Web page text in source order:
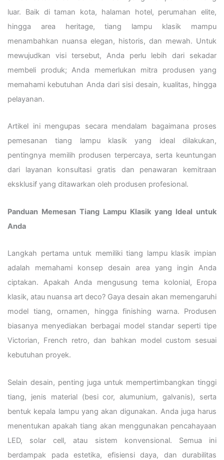
luar. Baik di taman kota, halaman hotel, perumahan elite,
hingga area heritage, tiang lampu klasik mampu
menambahkan nuansa elegan, historis, dan mewah. Untuk
mewujudkan visi tersebut, Anda perlu lebih dari sekadar
membeli produk; Anda memerlukan mitra produsen yang
memahami kebutuhan Anda dari sisi desain, kualitas, hingga
pelayanan.
Artikel ini mengupas secara mendalam bagaimana proses
pemesanan tiang lampu klasik yang ideal dilakukan,
pentingnya memilih produsen terpercaya, serta keuntungan
dari layanan konsultasi gratis dan penawaran kemitraan
eksklusif yang ditawarkan oleh produsen profesional.
Panduan Memesan Tiang Lampu Klasik yang Ideal untuk
Anda
Langkah pertama untuk memiliki tiang lampu klasik impian
adalah memahami konsep desain area yang ingin Anda
ciptakan. Apakah Anda mengusung tema kolonial, Eropa
klasik, atau nuansa art deco? Gaya desain akan memengaruhi
model tiang, ornamen, hingga finishing warna. Produsen
biasanya menyediakan berbagai model standar seperti tipe
Victorian, French retro, dan bahkan model custom sesuai
kebutuhan proyek.
Selain desain, penting juga untuk mempertimbangkan tinggi
tiang, jenis material (besi cor, alumunium, galvanis), serta
bentuk kepala lampu yang akan digunakan. Anda juga harus
menentukan apakah tiang akan menggunakan pencahayaan
LED, solar cell, atau sistem konvensional. Semua ini
berdampak pada estetika, efisiensi daya, dan durabilitas